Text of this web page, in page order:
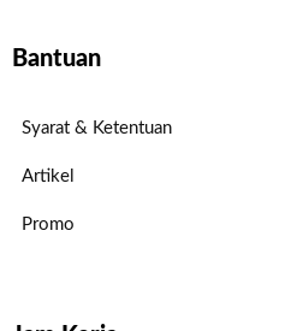
Bantuan
Syarat & Ketentuan
Artikel
Promo